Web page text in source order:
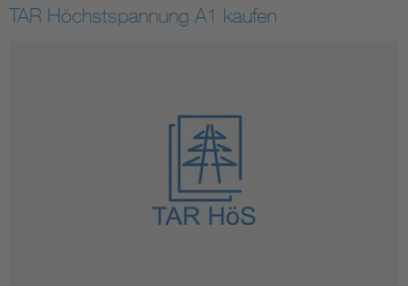
TAR Höchstspannung A1 kaufen